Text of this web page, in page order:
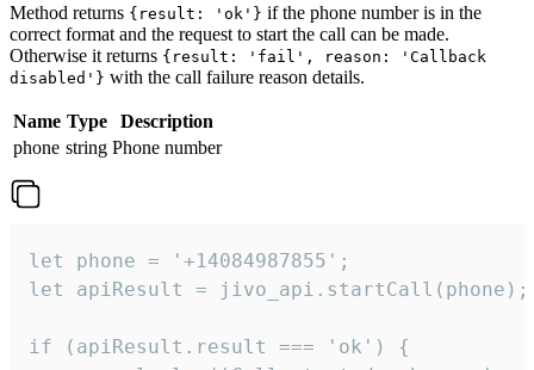
Method returns {result: 'ok'} if the phone number is in the
correct format and the request to start the call can be made.
Otherwise it returns {result: 'fail', reason: 'Callback
disabled'} with the call failure reason details.
Name Type
Description
phone string Phone number
let phone = '+14084987855';
let apiResult = jivo_api.startCall(phone);
if (apiResult.result === 'ok') {